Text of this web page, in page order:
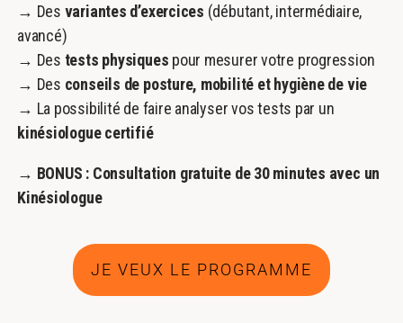
→ Des variantes d’exercices (débutant, intermédiaire,
avancé)
→ Des tests physiques pour mesurer votre progression
→ Des conseils de posture, mobilité et hygiène de vie
→ La possibilité de faire analyser vos tests par un
kinésiologue certifié
→ BONUS : Consultation gratuite de 30 minutes avec un
Kinésiologue
JE VEUX LE PROGRAMME